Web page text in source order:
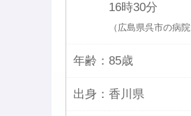
16時30分
（広島県呉市の病院
年齢： 85歳
出身： 香川県